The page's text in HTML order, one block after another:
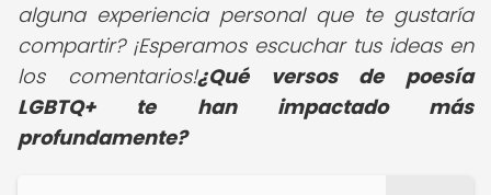
alguna experiencia personal que te gustaría
compartir? ¡Esperamos escuchar tus ideas en
los comentarios!¿Qué versos de poesía
LGBTQ+ te han impactado más
profundamente?